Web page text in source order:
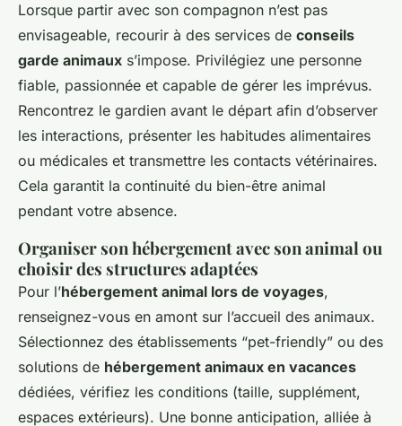
Lorsque partir avec son compagnon n’est pas
envisageable, recourir à des services de conseils
garde animaux s’impose. Privilégiez une personne
fiable, passionnée et capable de gérer les imprévus.
Rencontrez le gardien avant le départ afin d’observer
les interactions, présenter les habitudes alimentaires
ou médicales et transmettre les contacts vétérinaires.
Cela garantit la continuité du bien-être animal
pendant votre absence.
Organiser son hébergement avec son animal ou
choisir des structures adaptées
Pour l’hébergement animal lors de voyages,
renseignez-vous en amont sur l’accueil des animaux.
Sélectionnez des établissements “pet-friendly” ou des
solutions de hébergement animaux en vacances
dédiées, vérifiez les conditions (taille, supplément,
espaces extérieurs). Une bonne anticipation, alliée à